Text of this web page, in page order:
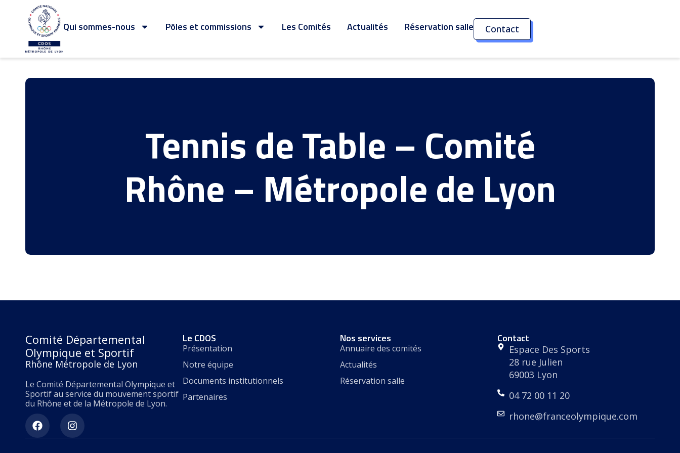
Qui sommes-nous Pôles et commissions Les Comités Actualités Réservation salle Contact
Tennis de Table – Comité
Rhône – Métropole de Lyon
Comité Départemental
Olympique et Sportif
Rhône Métropole de Lyon
Le Comité Départemental Olympique et
Sportif au service du mouvement sportif
du Rhône et de la Métropole de Lyon.
Le CDOS
Présentation
Notre équipe
Documents institutionnels
Partenaires
Nos services
Annuaire des comités
Actualités
Réservation salle
Contact
Espace Des Sports
28 rue Julien
69003 Lyon
04 72 00 11 20
rhone@franceolympique.com